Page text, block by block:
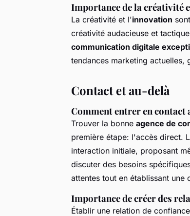
Importance de la créativité
La créativité et l'innovation
créativité audacieuse et
communication digitale
tendances marketing actuelles,
Contact et au-delà
Comment entrer en contact
Trouver la bonne agence de
première étape: l'accès direct.
interaction initiale, proposant
discuter des besoins
attentes tout en établissant une
Importance de créer des
Établir une relation de